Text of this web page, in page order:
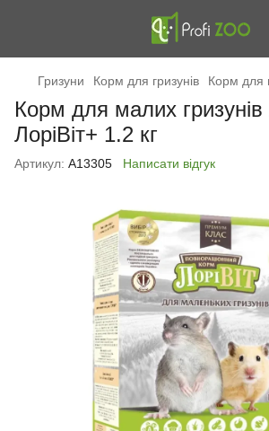
Гризуни Корм для гризунів Корм для
Корм для малих гризунів
ЛоріВіт+ 1.2 кг
Артикул: А13305 Написати відгук